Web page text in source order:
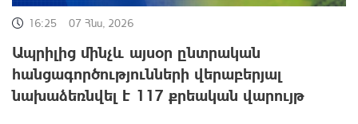
16:25 07 Հնս, 2026
Ապրիլից մինչև այսօր ընտրական
հանցագործությունների վերաբերյալ
նախաձեռնվել է 117 քրեական վարույթ